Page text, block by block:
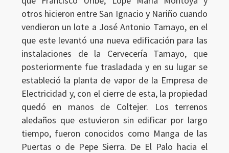
otros hicieron entre San Ignacio y Nariño cuando
vendieron un lote a José Antonio Tamayo, en el
que este levantó una nueva edificación para las
instalaciones de la Cervecería Tamayo, que
posteriormente fue trasladada y en su lugar se
estableció la planta de vapor de la Empresa de
Electricidad y, con el cierre de esta, la propiedad
quedó en manos de Coltejer. Los terrenos
aledaños que estuvieron sin edificar por largo
tiempo, fueron conocidos como Manga de las
Puertas o de Pepe Sierra. De El Palo hacia el